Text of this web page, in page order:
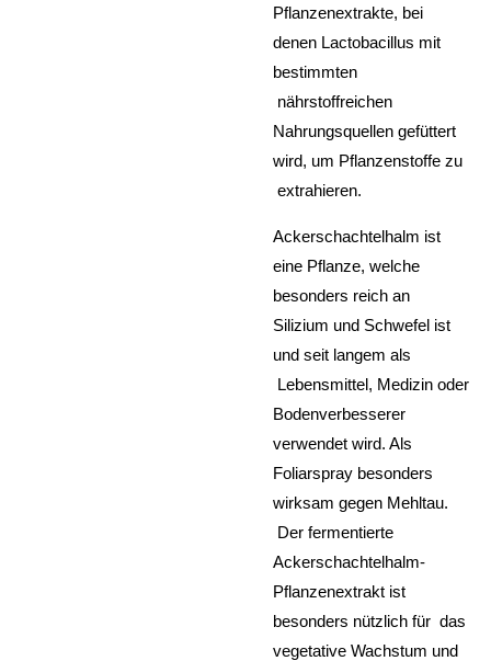
Pflanzenextrakte, bei
denen Lactobacillus mit
bestimmten
nährstoffreichen
Nahrungsquellen gefüttert
wird, um Pflanzenstoffe zu
extrahieren.
Ackerschachtelhalm ist
eine Pflanze, welche
besonders reich an
Silizium und Schwefel ist
und seit langem als
Lebensmittel, Medizin oder
Bodenverbesserer
verwendet wird. Als
Foliarspray besonders
wirksam gegen Mehltau.
Der fermentierte
Ackerschachtelhalm-
Pflanzenextrakt ist
besonders nützlich für das
vegetative Wachstum und